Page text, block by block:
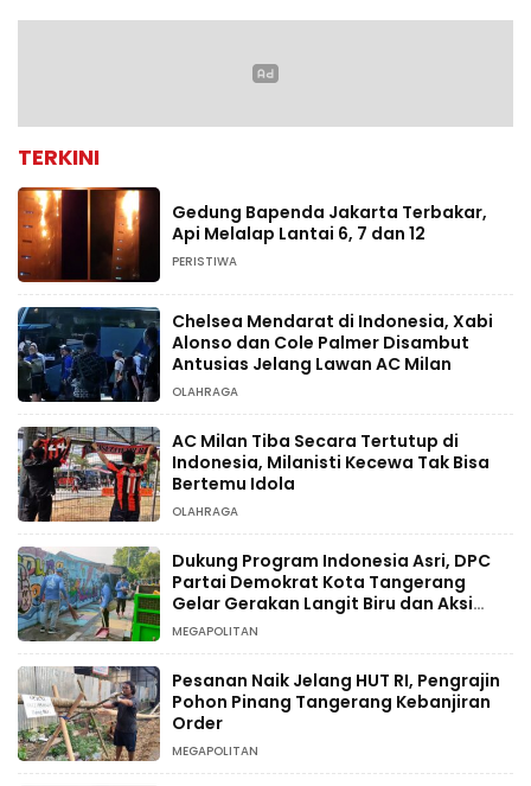
TERKINI
Gedung Bapenda Jakarta Terbakar,
Api Melalap Lantai 6, 7 dan 12
PERISTIWA
Chelsea Mendarat di Indonesia, Xabi
Alonso dan Cole Palmer Disambut
Antusias Jelang Lawan AC Milan
OLAHRAGA
AC Milan Tiba Secara Tertutup di
Indonesia, Milanisti Kecewa Tak Bisa
Bertemu Idola
OLAHRAGA
Dukung Program Indonesia Asri, DPC
Partai Demokrat Kota Tangerang
Gelar Gerakan Langit Biru dan Aksi
Tanam Pohon
MEGAPOLITAN
Pesanan Naik Jelang HUT RI, Pengrajin
Pohon Pinang Tangerang Kebanjiran
Order
MEGAPOLITAN